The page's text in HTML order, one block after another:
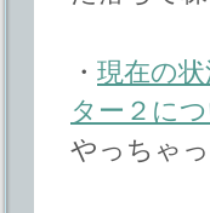
・ 現在の
ター２に
やっちゃっ